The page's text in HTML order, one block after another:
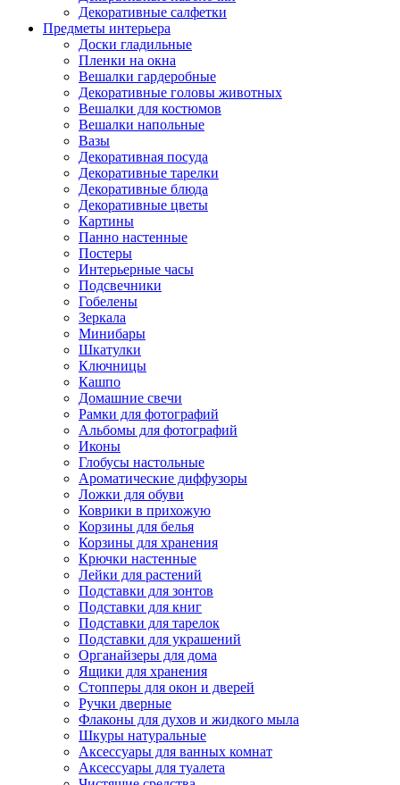
Декоративные салфетки
Предметы интерьера
Доски гладильные
Пленки на окна
Вешалки гардеробные
Декоративные головы животных
Вешалки для костюмов
Вешалки напольные
Вазы
Декоративная посуда
Декоративные тарелки
Декоративные блюда
Декоративные цветы
Картины
Панно настенные
Постеры
Интерьерные часы
Подсвечники
Гобелены
Зеркала
Минибары
Шкатулки
Ключницы
Кашпо
Домашние свечи
Рамки для фотографий
Альбомы для фотографий
Иконы
Глобусы настольные
Ароматические диффузоры
Ложки для обуви
Коврики в прихожую
Корзины для белья
Корзины для хранения
Крючки настенные
Лейки для растений
Подставки для зонтов
Подставки для книг
Подставки для тарелок
Подставки для украшений
Органайзеры для дома
Ящики для хранения
Стопперы для окон и дверей
Ручки дверные
Флаконы для духов и жидкого мыла
Шкуры натуральные
Аксессуары для ванных комнат
Аксессуары для туалета